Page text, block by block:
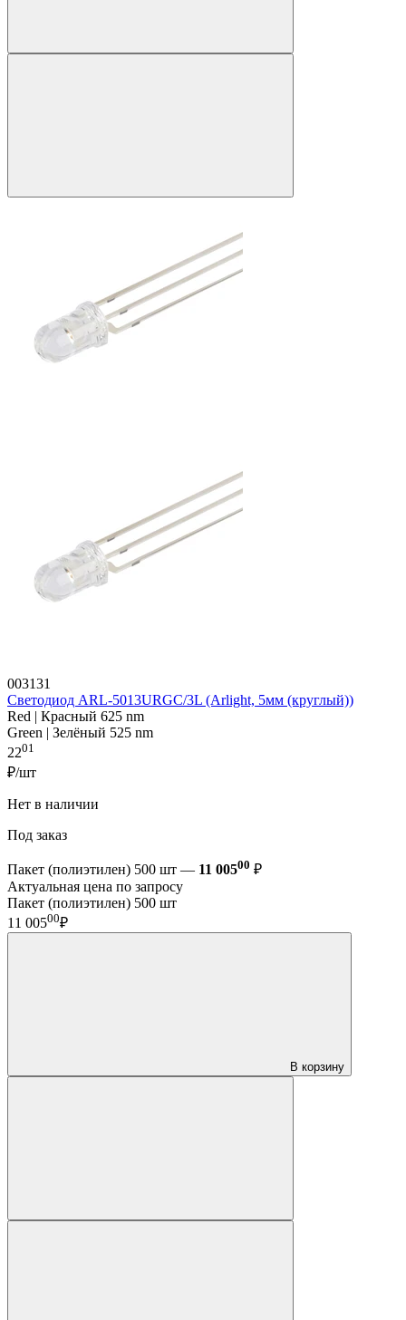
003131
Светодиод ARL-5013URGC/3L (Arlight, 5мм (круглый))
Red | Красный 625 nm
Green | Зелёный 525 nm
2201
₽/шт
Нет в наличии
Под заказ
Пакет (полиэтилен) 500 шт — 11 00500 ₽
Актуальная цена по запросу
Пакет (полиэтилен) 500 шт
11 00500₽
В корзину